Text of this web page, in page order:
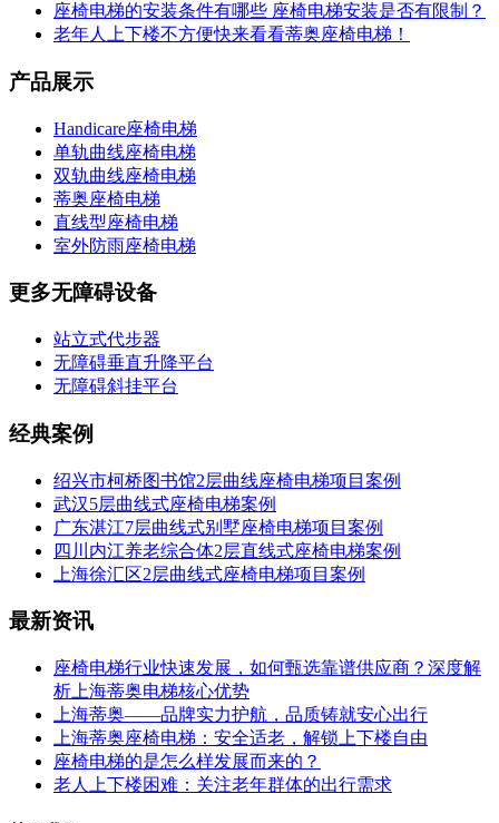
座椅电梯的安装条件有哪些 座椅电梯安装是否有限制？
老年人上下楼不方便快来看看蒂奥座椅电梯！
产品展示
Handicare座椅电梯
单轨曲线座椅电梯
双轨曲线座椅电梯
蒂奥座椅电梯
直线型座椅电梯
室外防雨座椅电梯
更多无障碍设备
站立式代步器
无障碍垂直升降平台
无障碍斜挂平台
经典案例
绍兴市柯桥图书馆2层曲线座椅电梯项目案例
武汉5层曲线式座椅电梯案例
广东湛江7层曲线式别墅座椅电梯项目案例
四川内江养老综合体2层直线式座椅电梯案例
上海徐汇区2层曲线式座椅电梯项目案例
最新资讯
座椅电梯行业快速发展，如何甄选靠谱供应商？深度解
析上海蒂奥电梯核心优势
上海蒂奥——品牌实力护航，品质铸就安心出行
上海蒂奥座椅电梯：安全适老，解锁上下楼自由
座椅电梯的是怎么样发展而来的？
老人上下楼困难：关注老年群体的出行需求